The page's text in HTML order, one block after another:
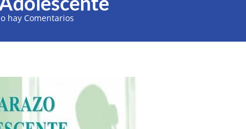
hay Comentarios